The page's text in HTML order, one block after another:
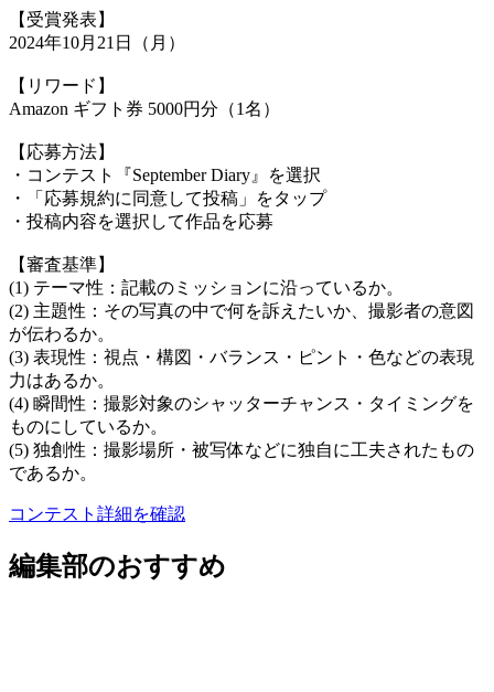
【受賞発表】
2024年10月21日（月）
【リワード】
Amazon ギフト券 5000円分（1名）
【応募方法】
・コンテスト『September Diary』を選択
・「応募規約に同意して投稿」をタップ
・投稿内容を選択して作品を応募
【審査基準】
(1) テーマ性：記載のミッションに沿っているか。
(2) 主題性：その写真の中で何を訴えたいか、撮影者の意図
が伝わるか。
(3) 表現性：視点・構図・バランス・ピント・色などの表現
力はあるか。
(4) 瞬間性：撮影対象のシャッターチャンス・タイミングを
ものにしているか。
(5) 独創性：撮影場所・被写体などに独自に工夫されたもの
であるか。
コンテスト詳細を確認
編集部のおすすめ